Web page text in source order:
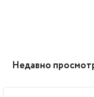
Недавно